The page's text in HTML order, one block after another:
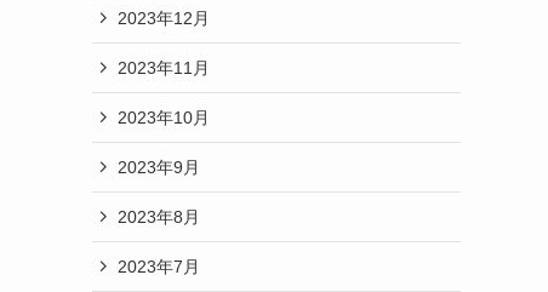
2023年12月
2023年11月
2023年10月
2023年9月
2023年8月
2023年7月